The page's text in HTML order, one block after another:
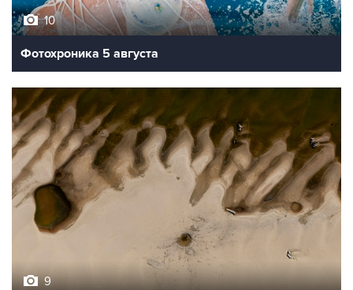
10
Фотохроника 5 августа
9